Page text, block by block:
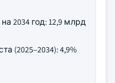
2034 год: 12,9 млрд
(2025–2034): 4,9%